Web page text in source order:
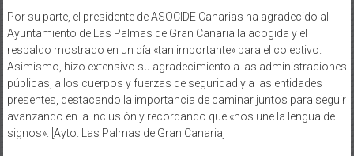
Por su parte, el presidente de ASOCIDE Canarias ha agradecido al
Ayuntamiento de Las Palmas de Gran Canaria la acogida y el
respaldo mostrado en un día «tan importante» para el colectivo.
Asimismo, hizo extensivo su agradecimiento a las administraciones
públicas, a los cuerpos y fuerzas de seguridad y a las entidades
presentes, destacando la importancia de caminar juntos para seguir
avanzando en la inclusión y recordando que «nos une la lengua de
signos». [Ayto. Las Palmas de Gran Canaria]